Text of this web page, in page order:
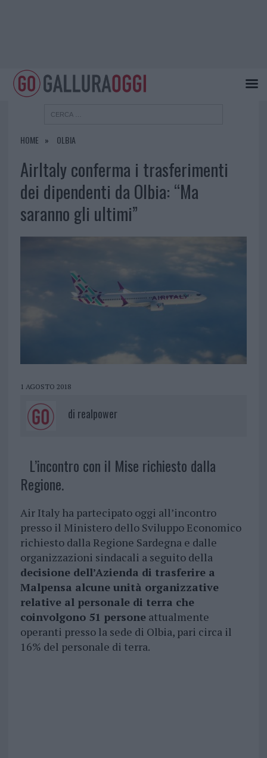
HOME OLBIA
AirItaly conferma i trasferimenti
dei dipendenti da Olbia: “Ma
saranno gli ultimi”
1 AGOSTO 2018
di realpower
L’incontro con il Mise richiesto dalla
Regione.
Air Italy ha partecipato oggi all’incontro
presso il Ministero dello Sviluppo Economico
richiesto dalla Regione Sardegna e dalle
organizzazioni sindacali a seguito della
decisione dell’Azienda di trasferire a
Malpensa alcune unità organizzative
relative al personale di terra che
coinvolgono 51 personeattualmente
operanti presso la sede di Olbia, pari circa il
16% del personale di terra.